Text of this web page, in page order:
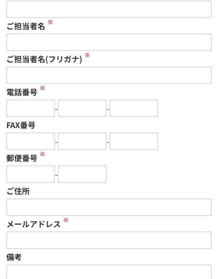
ご担当者名 ※
ご担当者名(フリガナ) ※
電話番号 ※
-
-
FAX番号
-
-
郵便番号 ※
-
ご住所
メールアドレス ※
備考